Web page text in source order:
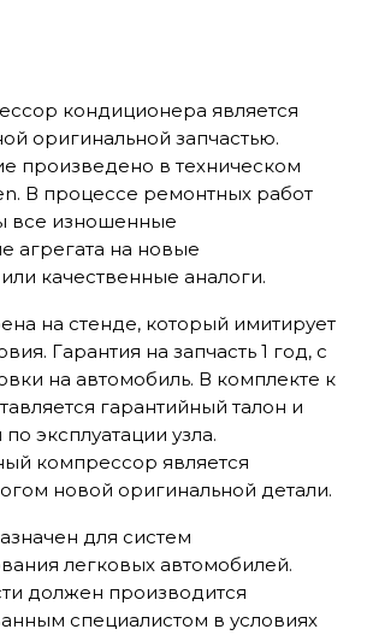
кондиционера является
оригинальной запчастью.
произведено в техническом
В процессе ремонтных работ
все изношенные
агрегата на новые
качественные аналоги.
на стенде, который имитирует
Гарантия на запчасть 1 год, с
на автомобиль. В комплекте к
гарантийный талон и
эксплуатации узла.
компрессор является
новой оригинальной детали.
для систем
легковых автомобилей.
должен производится
специалистом в условиях